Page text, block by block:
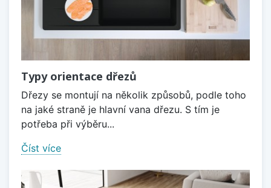
Typy orientace dřezů
Dřezy se montují na několik způsobů, podle toho
na jaké straně je hlavní vana dřezu. S tím je
potřeba při výběru...
Číst více